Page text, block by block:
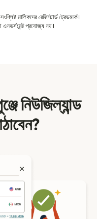
মালিকদের রেজিস্টার্ড ট্রেডমার্ক।
প্রযোজ্য নয়।
নিউজিল্যান্ড